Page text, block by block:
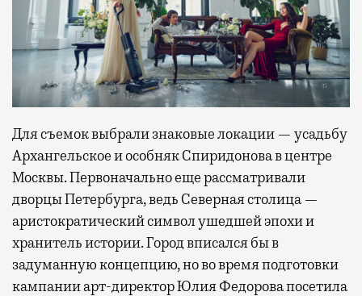
Для съемок выбрали знаковые локации — усадьбу
Архангельское и особняк Спиридонова в центре
Москвы. Первоначально еще рассматривали
дворцы Петербурга, ведь Северная столица —
аристократический символ ушедшей эпохи и
хранитель истории. Город вписался бы в
задуманную концепцию, но во время подготовки
кампании арт-директор Юлия Федорова посетила